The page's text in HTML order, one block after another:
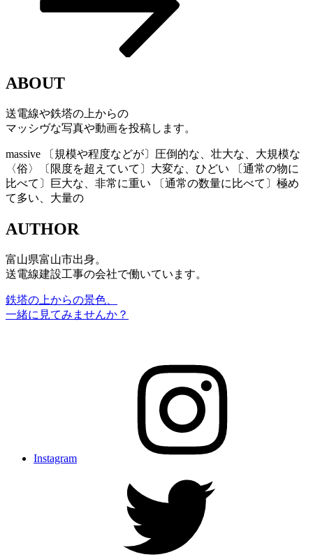
ABOUT
送電線や鉄塔の上からの
マッシヴな写真や動画を投稿します。
massive 〔規模や程度などが〕圧倒的な、壮大な、大規模な
〈俗〉〔限度を超えていて〕大変な、ひどい 〔通常の物に
比べて〕巨大な、非常に重い 〔通常の数量に比べて〕極め
て多い、大量の
AUTHOR
富山県富山市出身。
送電線建設工事の会社で働いています。
鉄塔の上からの景色、
一緒に見てみませんか？
Instagram